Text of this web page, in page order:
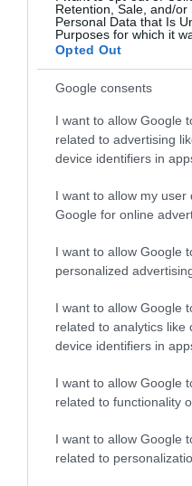
Retention, Sale, and/or
Personal Data that Is
Purposes for which it
Opted Out
Google consents
I want to allow Google
related to advertising
device identifiers in
I want to allow my user
Google for online
I want to allow Google
personalized
I want to allow Google
related to analytics like
device identifiers in
I want to allow Google
related to functionality
I want to allow Google
related to
22 Medi 2026
Dydd Mawrth
Beth sydd